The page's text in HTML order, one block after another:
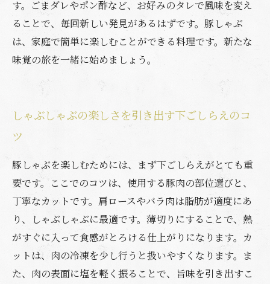
す。ごまダレやポン酢など、お好みのタレで風味を変え
ることで、毎回新しい発見があるはずです。豚しゃぶ
は、家庭で簡単に楽しむことができる料理です。新たな
味覚の旅を一緒に始めましょう。
しゃぶしゃぶの楽しさを引き出す下ごしらえのコ
ツ
豚しゃぶを楽しむためには、まず下ごしらえがとても重
要です。ここでのコツは、使用する豚肉の部位選びと、
丁寧なカットです。肩ロースやバラ肉は脂肪が適度にあ
り、しゃぶしゃぶに最適です。薄切りにすることで、熱
がすぐに入って食感がとろける仕上がりになります。カ
ットは、肉の冷凍を少し行うと扱いやすくなります。ま
た、肉の表面に塩を軽く振ることで、旨味を引き出すこ